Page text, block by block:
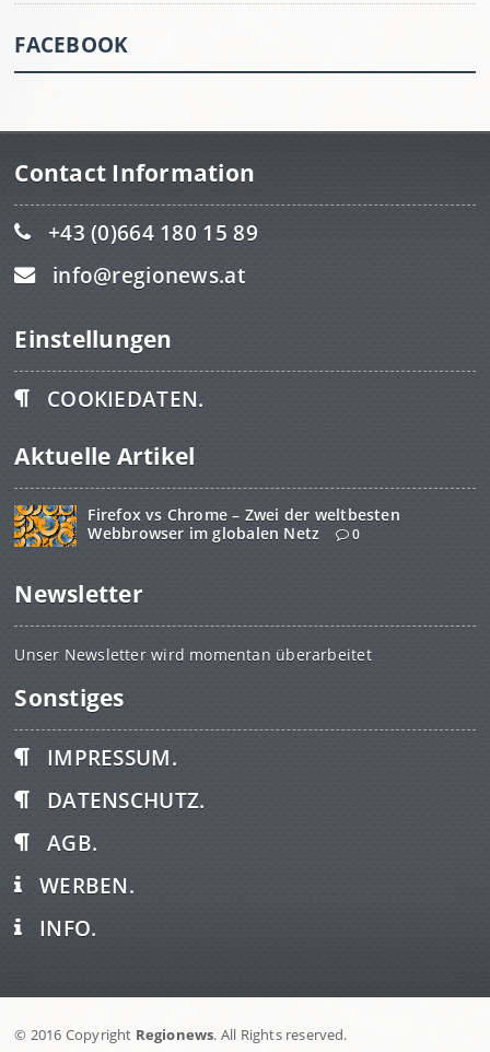
FACEBOOK
Contact Information
+43 (0)664 180 15 89
info@regionews.at
Einstellungen
COOKIEDATEN.
Aktuelle Artikel
Firefox vs Chrome – Zwei der weltbesten
Webbrowser im globalen Netz
0
Newsletter
Unser Newsletter wird momentan überarbeitet
Sonstiges
IMPRESSUM.
DATENSCHUTZ.
AGB.
WERBEN.
INFO.
© 2016 Copyright Regionews. All Rights reserved.